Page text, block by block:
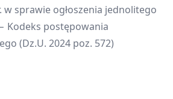
w sprawie ogłoszenia jednolitego
Kodeks postępowania
(Dz.U. 2024 poz. 572)